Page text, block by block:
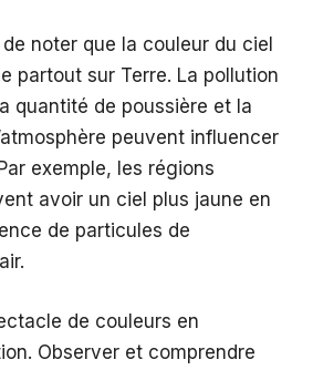
de noter que la couleur du ciel
partout sur Terre. La pollution
quantité de poussière et la
peuvent influencer
exemple, les régions
avoir un ciel plus jaune en
de particules de
de couleurs en
Observer et comprendre